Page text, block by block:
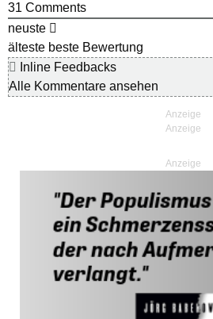
31 Comments
neuste
älteste beste Bewertung
Inline Feedbacks
Alle Kommentare ansehen
Anzeige